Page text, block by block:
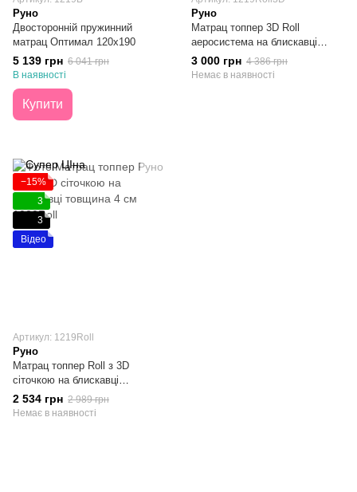
Руно
Двосторонній пружинний
матрац Оптимал 120х190
5 139 грн 6 041 грн
В наявності
Купити
Руно
Матрац топпер 3D Roll
аеросистема на блискавці
120х190
3 000 грн 4 386 грн
Немає в наявності
−15%
3
3
Відео
Артикул: 1219Roll
Руно
Матрац топпер Roll з 3D
сіточкою на блискавці
120х190х4
2 534 грн 2 989 грн
Немає в наявності